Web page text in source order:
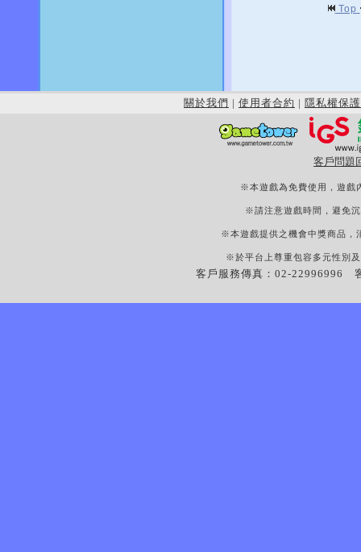
Top
關於我們 | 使用者合約 | 隱私權保護
客戶問題
※本遊戲為免費使用，遊戲
※請注意遊戲時間，避免
※本遊戲提供之機會中獎商品，
※於平台上尊重包容多元性別
客戶服務傳真：02-22996996